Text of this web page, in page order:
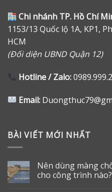
Chi nhánh TP. Hồ Chí
1153/13 Quốc lộ 1A, KP1,
HCM
(Đối diện UBND Quận 12)
Hotline / Zalo:
Email:
BÀI VIẾT MỚI NHẤT
Nên dùng màng
cho công trình nào?